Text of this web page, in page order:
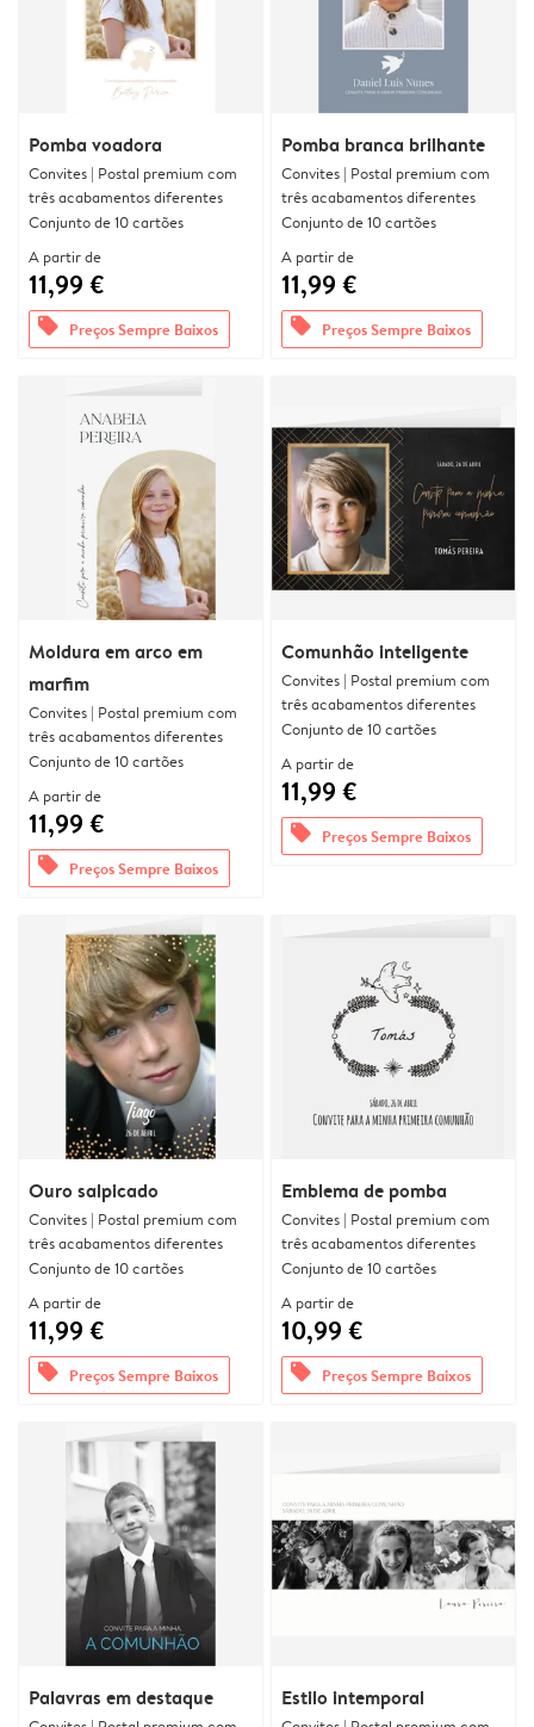
Pomba voadora
Convites | Postal premium com
três acabamentos diferentes
Conjunto de 10 cartões
A partir de
11,99 €
offers Preços Sempre Baixos
Pomba branca brilhante
Convites | Postal premium com
três acabamentos diferentes
Conjunto de 10 cartões
A partir de
11,99 €
offers Preços Sempre Baixos
Moldura em arco em
marfim
Convites | Postal premium com
três acabamentos diferentes
Conjunto de 10 cartões
A partir de
11,99 €
offers Preços Sempre Baixos
Comunhão inteligente
Convites | Postal premium com
três acabamentos diferentes
Conjunto de 10 cartões
A partir de
11,99 €
offers Preços Sempre Baixos
Ouro salpicado
Convites | Postal premium com
três acabamentos diferentes
Conjunto de 10 cartões
A partir de
11,99 €
offers Preços Sempre Baixos
Emblema de pomba
Convites | Postal premium com
três acabamentos diferentes
Conjunto de 10 cartões
A partir de
10,99 €
offers Preços Sempre Baixos
Palavras em destaque Estilo intemporal